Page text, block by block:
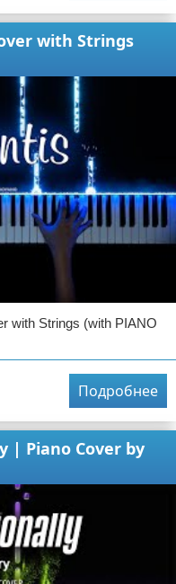
with Strings
with Strings (with PIANO
Подробнее
| Piano Cover by